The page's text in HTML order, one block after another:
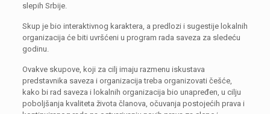
slepih Srbije.
Skup je bio interaktivnog karaktera, a predlozi i sugestije lokalnih
organizacija će biti uvršćeni u program rada saveza za sledeću
godinu.
Ovakve skupove, koji za cilj imaju razmenu iskustava
predstavnika saveza i organizacija treba organizovati češće,
kako bi rad saveza i lokalnih organizacija bio unapređen, u cilju
poboljšanja kvaliteta života članova, očuvanja postojećih prava i